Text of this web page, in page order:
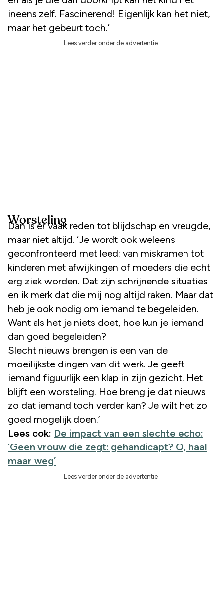
ineens zelf. Fascinerend! Eigenlijk kan het niet,
maar het gebeurt toch.’
Lees verder onder de advertentie
Worsteling
Dan is er vaak reden tot blijdschap en vreugde,
maar niet altijd. ‘Je wordt ook weleens
geconfronteerd met leed: van miskramen tot
kinderen met afwijkingen of moeders die echt
erg ziek worden. Dat zijn schrijnende situaties
en ik merk dat die mij nog altijd raken. Maar dat
heb je ook nodig om iemand te begeleiden.
Want als het je niets doet, hoe kun je iemand
dan goed begeleiden?
Slecht nieuws brengen is een van de
moeilijkste dingen van dit werk. Je geeft
iemand figuurlijk een klap in zijn gezicht. Het
blijft een worsteling. Hoe breng je dat nieuws
zo dat iemand toch verder kan? Je wilt het zo
goed mogelijk doen.’
Lees ook: De impact van een slechte echo:
‘Geen vrouw die zegt: gehandicapt? O, haal
maar weg’
Lees verder onder de advertentie